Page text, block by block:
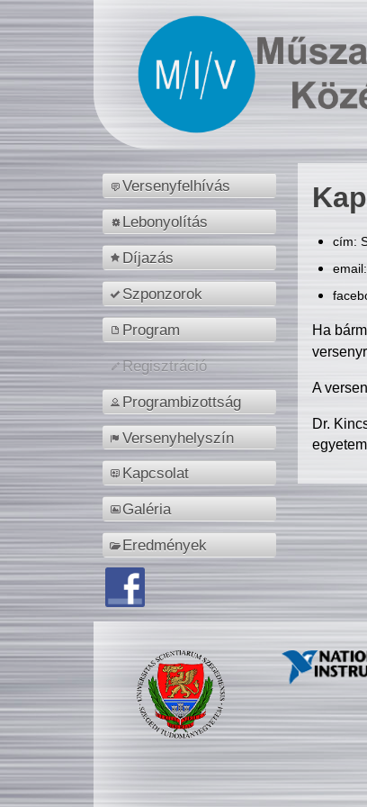
Versenyfelhívás
Lebonyolítás
Díjazás
Szponzorok
Program
Regisztráció
Programbizottság
Versenyhelyszín
Kapcsolat
Galéria
Eredmények
cím:
Ha
A
Dr.